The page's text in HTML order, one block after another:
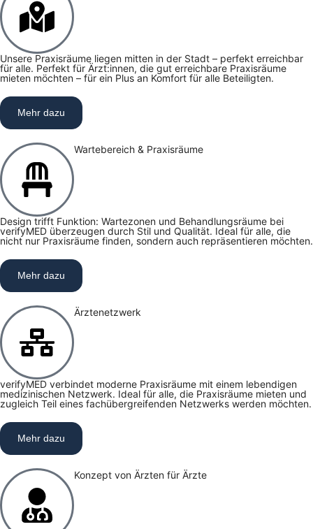
Unsere Praxisräume liegen mitten in der Stadt – perfekt erreichbar
für alle. Perfekt für Ärzt:innen, die gut erreichbare Praxisräume
mieten möchten – für ein Plus an Komfort für alle Beteiligten.
Mehr dazu
Wartebereich & Praxisräume
Design trifft Funktion: Wartezonen und Behandlungsräume bei
verifyMED überzeugen durch Stil und Qualität. Ideal für alle, die
nicht nur Praxisräume finden, sondern auch repräsentieren möchten.
Mehr dazu
Ärztenetzwerk
verifyMED verbindet moderne Praxisräume mit einem lebendigen
medizinischen Netzwerk. Ideal für alle, die Praxisräume mieten und
zugleich Teil eines fachübergreifenden Netzwerks werden möchten.
Mehr dazu
Konzept von Ärzten für Ärzte